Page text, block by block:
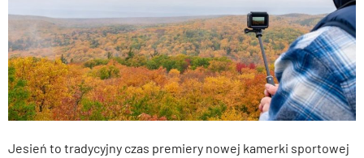
Jesień to tradycyjny czas premiery nowej kamerki sportowej